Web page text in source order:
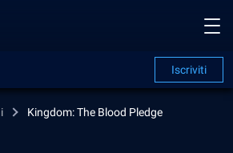
Iscriviti
Kingdom: The Blood Pledge